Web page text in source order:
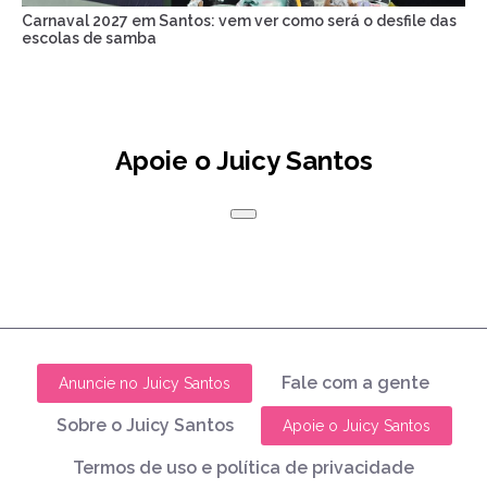
Carnaval 2027 em Santos: vem ver como será o desfile das
escolas de samba
Apoie o Juicy Santos
Anuncie no Juicy Santos Fale com a gente
Sobre o Juicy Santos Apoie o Juicy Santos
Termos de uso e política de privacidade